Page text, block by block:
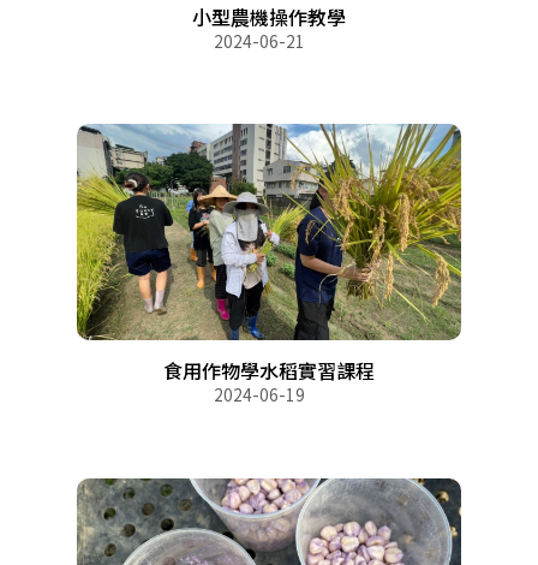
小型農機操作教學
2024-06-21
食用作物學水稻實習課程
2024-06-19